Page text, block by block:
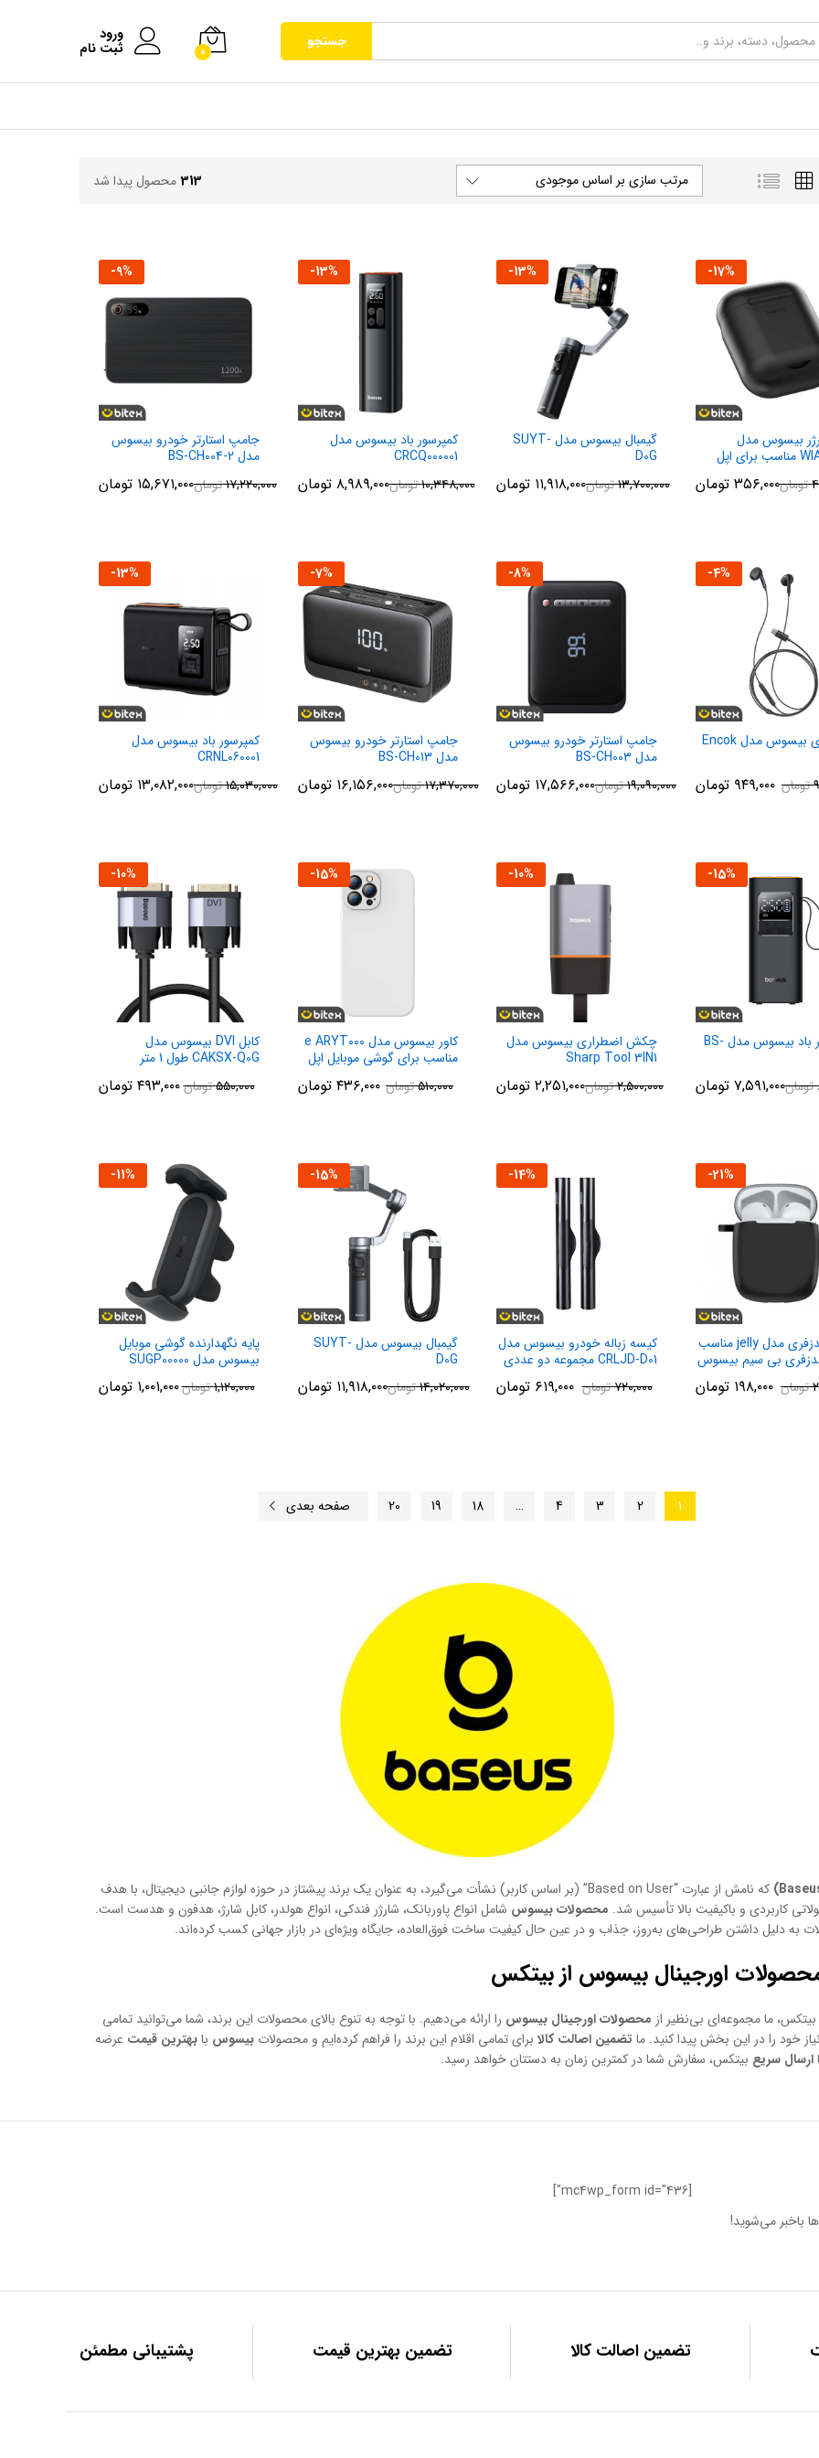
جستجو 0
ورود
ثبت نام
313 محصول پیدا شد مرتب سازی بر اساس موجودی
-17%
بیسوس مدل
WIAPPOD مناسب برای اپل
تومان۳۵۶,۰۰۰ تومان
-13%
گیمبال بیسوس مدل SUYT-
D0G
۱۱,۹۱۸,۰۰۰ تومان ۱۳,۷۰۰,۰۰۰تومان
-13%
کمپرسور باد بیسوس مدل
CRCQ000001
۸,۹۸۹,۰۰۰ تومان ۱۰,۳۴۸,۰۰۰تومان
-9%
جامپ استارتر خودرو بیسوس
مدل BS-CH004-2
۱۵,۶۷۱,۰۰۰ تومان ۱۷,۲۲۰,۰۰۰تومان
-4%
هندزفری بیسوس مدل Encok
۹۴۹,۰۰۰ تومان تومان
-8%
جامپ استارتر خودرو بیسوس
مدل BS-CH003
۱۷,۵۶۶,۰۰۰ تومان ۱۹,۰۹۰,۰۰۰تومان
-7%
جامپ استارتر خودرو بیسوس
مدل BS-CH013
۱۶,۱۵۶,۰۰۰ تومان ۱۷,۳۷۰,۰۰۰تومان
-13%
کمپرسور باد بیسوس مدل
CRNL060001
۱۳,۰۸۲,۰۰۰ تومان ۱۵,۰۳۰,۰۰۰تومان
-15%
کمپرسور باد بیسوس مدل BS-
۷,۵۹۱,۰۰۰ تومان تومان
-10%
چکش اضطراری بیسوس مدل
Sharp Tool 3IN1
۲,۲۵۱,۰۰۰ تومان ۲,۵۰۰,۰۰۰تومان
-15%
کاور بیسوس مدل e ARYT000
مناسب برای گوشی موبایل اپل
۵۱۰,۰۰۰تومان ۴۳۶,۰۰۰ تومان
-10%
کابل DVI بیسوس مدل
CAKSX-Q0G طول 1 متر
۵۵۰,۰۰۰تومان۴۹۳,۰۰۰ تومان
-21%
کاور هندزفری مدل jelly مناسب
بی سیم بیسوس
تومان ۱۹۸,۰۰۰ تومان
-14%
کیسه زباله خودرو بیسوس مدل
CRLJD-D01 مجموعه دو عددی
۶۱۹,۰۰۰ تومان ۷۲۰,۰۰۰تومان
-15%
گیمبال بیسوس مدل SUYT-
D0G
۱۱,۹۱۸,۰۰۰ تومان ۱۴,۰۲۰,۰۰۰تومان
-11%
پایه نگهدارنده گوشی موبایل
بیسوس مدل SUGP00000
۱,۱۲۰,۰۰۰تومان۱,۰۰۱,۰۰۰ تومان
1
2
3
4
…
18
19
20 صفحه بعدی
که نامش از عبارت “Based on User” (بر اساس کاربر) نشأت می‌گیرد، به عنوان یک برند پیشتاز در حوزه لوازم جانبی دیجیتال، با هدف
کاربردی و باکیفیت بالا تأسیس شد. محصولات بیسوس شامل انواع پاوربانک، شارژر فندکی، انواع هولدر، کابل شارژ، هدفون و هدست است.
به دلیل داشتن طراحی‌های به‌روز، جذاب و در عین حال کیفیت ساخت فوق‌العاده، جایگاه ویژه‌ای در بازار جهانی کسب کرده‌اند.
اورجینال بیسوس از بیتکس
بیتکس، ما مجموعه‌ای بی‌نظیر از محصولات اورجینال بیسوس را ارائه می‌دهیم. با توجه به تنوع بالای محصولات این برند، شما می‌توانید تمامی
خود را در این بخش پیدا کنید. ما تضمین اصالت کالا برای تمامی اقلام این برند را فراهم کرده‌ایم و محصولات بیسوس بابهترین قیمت عرضه
ارسال سریع بیتکس، سفارش شما در کمترین زمان به دستتان خواهد رسید.
باخبر می‌شوید!
[mc4wp_form id="436"]
تضمین اصالت کالا تضمین بهترین قیمت پشتیبانی مطمئن